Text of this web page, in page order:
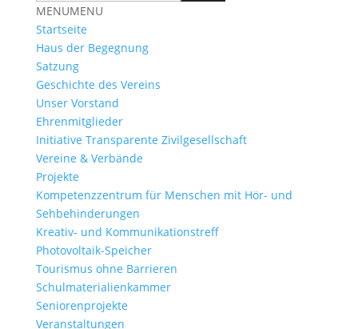
MENUMENU
Startseite
Haus der Begegnung
Satzung
Geschichte des Vereins
Unser Vorstand
Ehrenmitglieder
Initiative Transparente Zivilgesellschaft
Vereine & Verbände
Projekte
Kompetenzzentrum für Menschen mit Hör- und
Sehbehinderungen
Kreativ- und Kommunikationstreff
Photovoltaik-Speicher
Tourismus ohne Barrieren
Schulmaterialienkammer
Seniorenprojekte
Veranstaltungen